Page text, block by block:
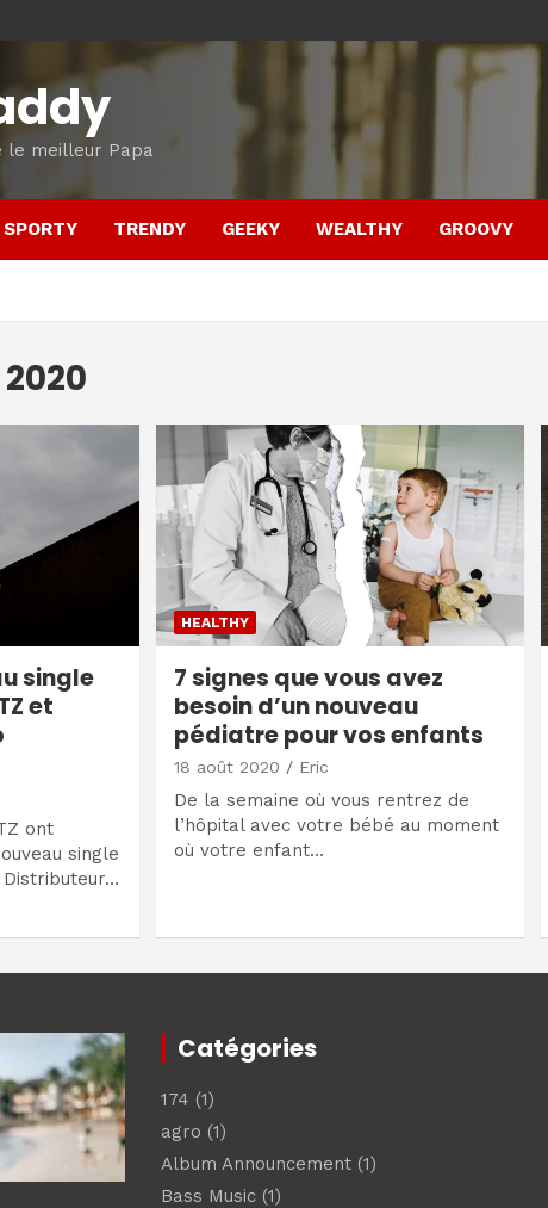
le meilleur Papa
SPORTY TRENDY GEEKY WEALTHY GROOVY
single
et
ont
single
HEALTHY
7 signes que vous avez
besoin d’un nouveau
pédiatre pour vos enfants
18 août 2020 Eric
De la semaine où vous rentrez de
l’hôpital avec votre bébé au moment
où votre enfant…
Catégories
174 (1)
agro (1)
Album Announcement(1)
Bass Music(1)